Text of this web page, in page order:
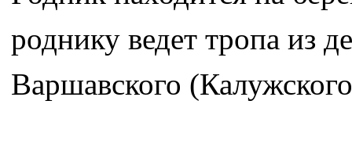
роднику ведет тропа из
Варшавского